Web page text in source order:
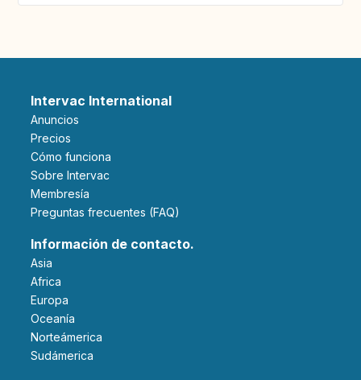
Intervac International
Anuncios
Precios
Cómo funciona
Sobre Intervac
Membresía
Preguntas frecuentes (FAQ)
Información de contacto.
Asia
Africa
Europa
Oceanía
Norteámerica
Sudámerica